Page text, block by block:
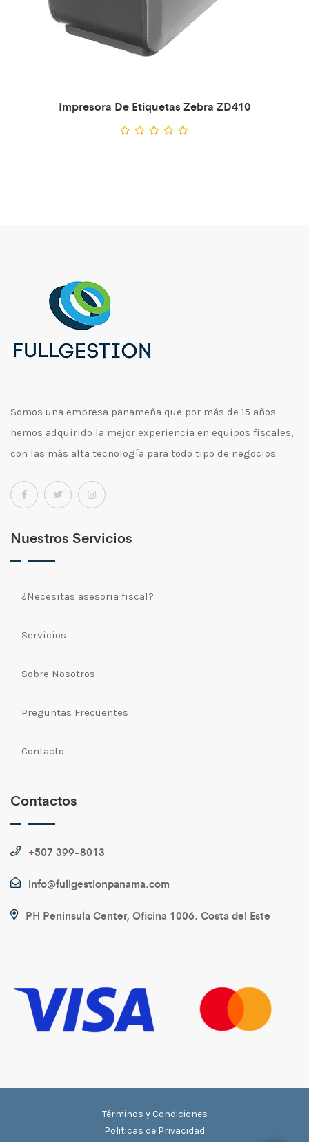
Impresora De Etiquetas Zebra ZD410
Somos una empresa panameña que por más de 15 años
hemos adquirido la mejor experiencia en equipos fiscales,
con las más alta tecnología para todo tipo de negocios.
Nuestros Servicios
¿Necesitas asesoria fiscal?
Servicios
Sobre Nosotros
Preguntas Frecuentes
Contacto
Contactos
+507 399-8013
info@fullgestionpanama.com
PH Peninsula Center, Oficina 1006. Costa del Este
Términos y Condiciones
Politicas de Privacidad